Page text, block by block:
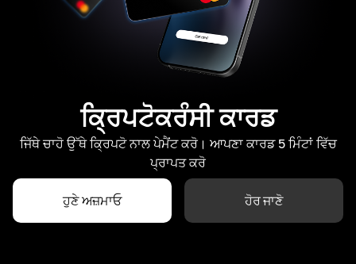
ਕ੍ਰਿਪਟੋਕਰੰਸੀ ਕਾਰਡ
ਜਿੱਥੇ ਚਾਹੋ ਉੱਥੇ ਕ੍ਰਿਪਟੋ ਨਾਲ ਪੇਮੈਂਟ ਕਰੋ। ਆਪਣਾ ਕਾਰਡ 5 ਮਿੰਟਾਂ ਵਿੱਚ
ਪ੍ਰਾਪਤ ਕਰੋ
ਹੁਣੇ ਅਜ਼ਮਾਓ ਹੋਰ ਜਾਣੋ